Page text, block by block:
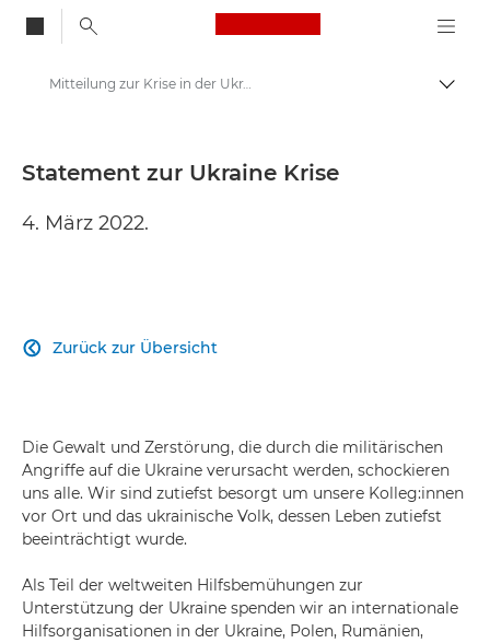
Canon Logo, back
Auf
Newsroom
Mitteilung zur Krise in der Ukraine - Canon Presse Center
Statement zur Ukraine Krise
4. März 2022.
Zurück zur Übersicht

Die Gewalt und Zerstörung, die durch die militärischen
Angriffe auf die Ukraine verursacht werden, schockieren
uns alle. Wir sind zutiefst besorgt um unsere Kolleg:innen
vor Ort und das ukrainische Volk, dessen Leben zutiefst
beeinträchtigt wurde.
Als Teil der weltweiten Hilfsbemühungen zur
Unterstützung der Ukraine spenden wir an internationale
Hilfsorganisationen in der Ukraine, Polen, Rumänien,